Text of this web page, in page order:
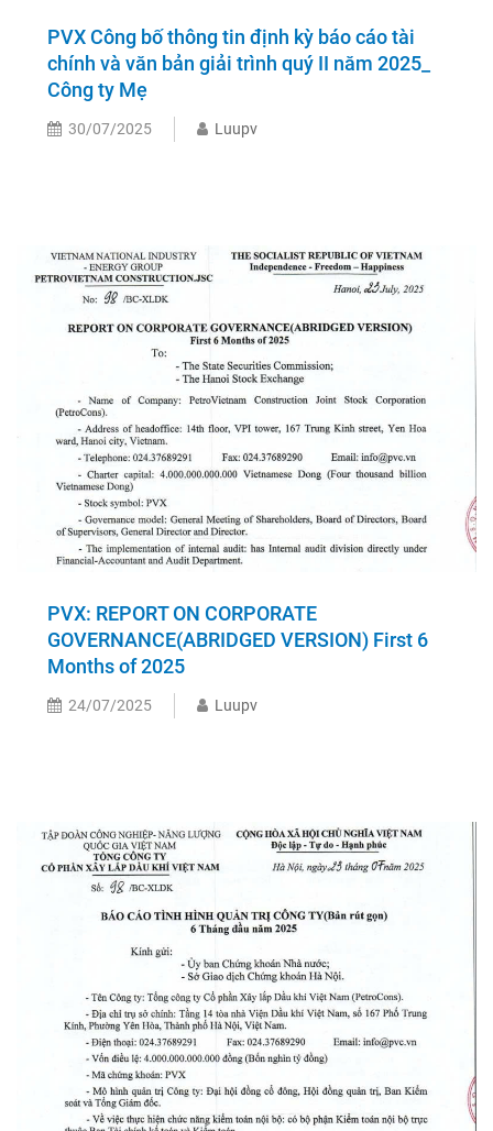
PVX Công bố thông tin định kỳ báo cáo tài
chính và văn bản giải trình quý II năm 2025_
Công ty Mẹ
30/07/2025 Luupv
PVX: REPORT ON CORPORATE
GOVERNANCE(ABRIDGED VERSION) First 6
Months of 2025
24/07/2025 Luupv